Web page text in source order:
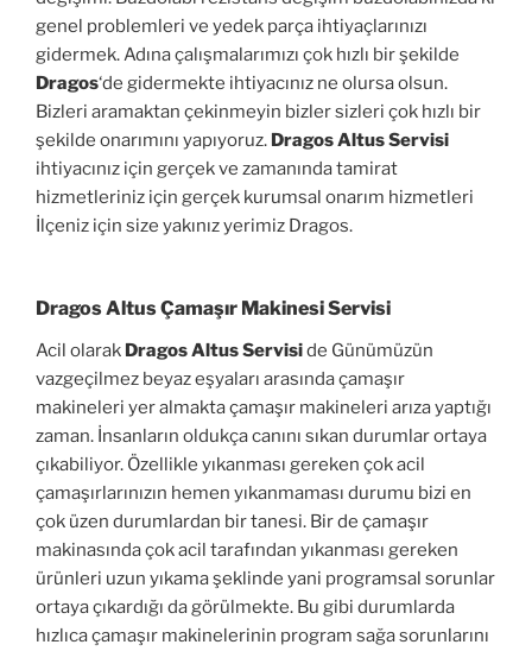
genel problemleri ve yedek parça ihtiyaçlarınızı
gidermek. Adına çalışmalarımızı çok hızlı bir şekilde
Dragos‘de gidermekte ihtiyacınız ne olursa olsun.
Bizleri aramaktan çekinmeyin bizler sizleri çok hızlı bir
şekilde onarımını yapıyoruz. Dragos Altus Servisi
ihtiyacınız için gerçek ve zamanında tamirat
hizmetleriniz için gerçek kurumsal onarım hizmetleri
İlçeniz için size yakınız yerimiz Dragos.
Dragos Altus Çamaşır Makinesi Servisi
Acil olarak Dragos Altus Serviside Günümüzün
vazgeçilmez beyaz eşyaları arasında çamaşır
makineleri yer almakta çamaşır makineleri arıza yaptığı
zaman. İnsanların oldukça canını sıkan durumlar ortaya
çıkabiliyor. Özellikle yıkanması gereken çok acil
çamaşırlarınızın hemen yıkanmaması durumu bizi en
çok üzen durumlardan bir tanesi. Bir de çamaşır
makinasında çok acil tarafından yıkanması gereken
ürünleri uzun yıkama şeklinde yani programsal sorunlar
ortaya çıkardığı da görülmekte. Bu gibi durumlarda
hızlıca çamaşır makinelerinin program sağa sorunlarını